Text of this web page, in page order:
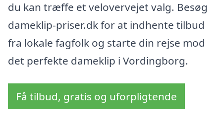
du kan træffe et velovervejet valg. Besøg
dameklip-priser.dk for at indhente tilbud
fra lokale fagfolk og starte din rejse mod
det perfekte dameklip i Vordingborg.
Få tilbud, gratis og uforpligtende